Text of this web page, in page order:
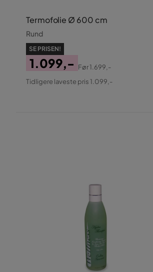
Termofolie Ø 600 cm
Rund
SE PRISEN!
Pris
1.099,-
Original
Før1.699,-
Tidligere laveste pris 1.099,-